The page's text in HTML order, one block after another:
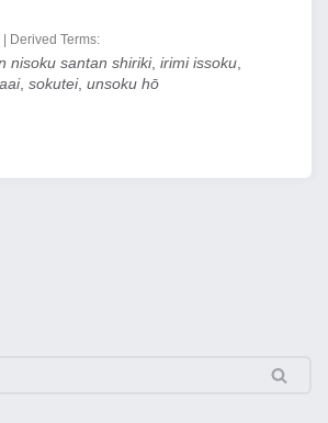
Derived Terms:
nisoku santan shiriki, irimi issoku
, sokutei, unsoku hō